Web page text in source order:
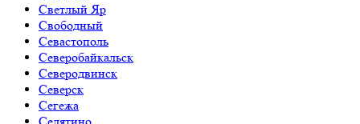
Светлый Яр
Свободный
Севастополь
Северобайкальск
Северодвинск
Северск
Сегежа